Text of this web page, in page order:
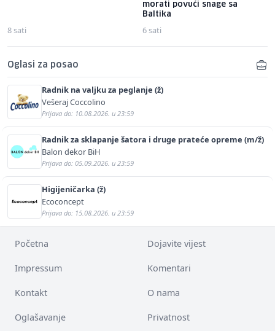
8 sati
morati povući snage sa
Baltika
6 sati
Oglasi za posao
Radnik na valjku za peglanje (ž)
Vešeraj Coccolino
Prijava do: 10.08.2026. u 23:59
Radnik za sklapanje šatora i druge prateće opreme (m/ž)
Balon dekor BiH
Prijava do: 05.09.2026. u 23:59
Higijeničarka (ž)
Ecoconcept
Prijava do: 15.08.2026. u 23:59
Početna Dojavite vijest
Impressum Komentari
Kontakt O nama
Oglašavanje Privatnost